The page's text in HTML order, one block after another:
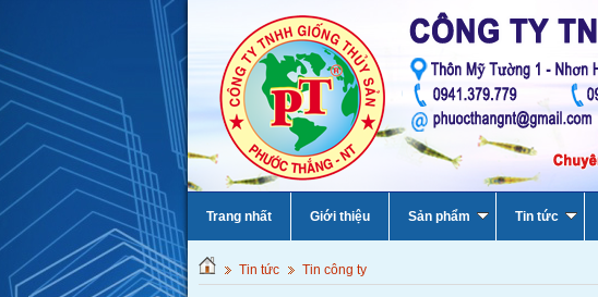
Trang nhất Giới thiệu Sản phẩm Tin tức
Tin tức Tin công ty